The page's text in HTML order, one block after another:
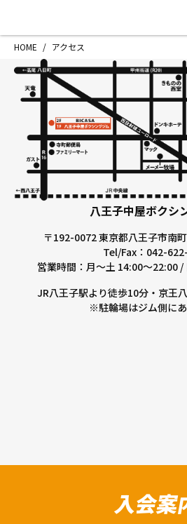
八王
〒192-0072 東
Tel/
営業時間：月〜
HOME
ジムについて
トレーニング
アマ・スパー
選手・スタッフ
入会案内
見学・1日体験
法人会員につ
HOME / アクセス
八王子中屋ボクシ
〒192-0072 東京都八王子市南
Tel/Fax：042-
営業時間：月〜土 14:00〜22:00
JR八王子駅より徒歩10分・京王
※駐輪場はジム側にあ
入会案